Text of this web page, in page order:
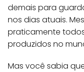
demais para
nos dias atuais.
praticamente
produzidos no
Mas você sabia